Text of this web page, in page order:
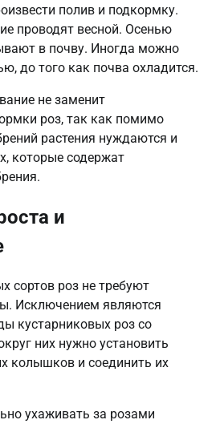
полив и подкормку.
проводят весной. Осенью
в почву. Иногда можно
до того как почва охладится.
не заменит
роз, так как помимо
растения нуждаются и
которые содержат
и
сортов роз не требуют
Исключением являются
кустарниковых роз со
них нужно установить
колышков и соединить их